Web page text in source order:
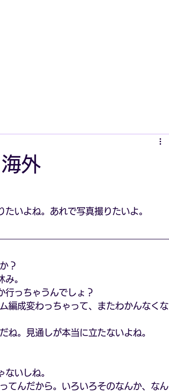
外
いよね。あれで写真撮りたいよ。
？
。
行っちゃうんでしょ？
編成変わっちゃって、またわかんなくな
ね。見通しが本当に立たないよね。
いしね。
てんだから。いろいろそのなんか、なん